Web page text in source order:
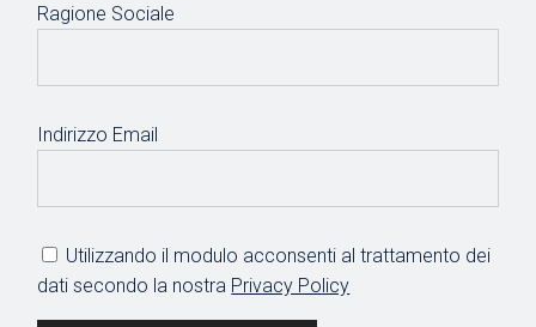
Ragione Sociale
Indirizzo Email
Utilizzando il modulo acconsenti al trattamento dei
dati secondo la nostra Privacy Policy